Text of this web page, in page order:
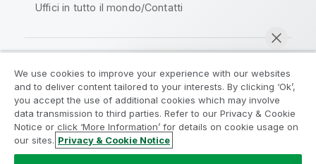
Uffici in tutto il mondo/Contatti
Qlik Community
Contratti
Termini del prodotto
Legal Policies
Note Legali
Termini di utilizzo
Marchi Do Not Share My Info
We use cookies to improve your experience with our websites
and to deliver content tailored to your interests. By clicking ‘Ok’,
you accept the use of additional cookies which may involve
data transmission to third parties. Refer to our Privacy & Cookie
Notice or click ‘More Information’ for details on cookie usage on
our sites. Privacy & Cookie Notice